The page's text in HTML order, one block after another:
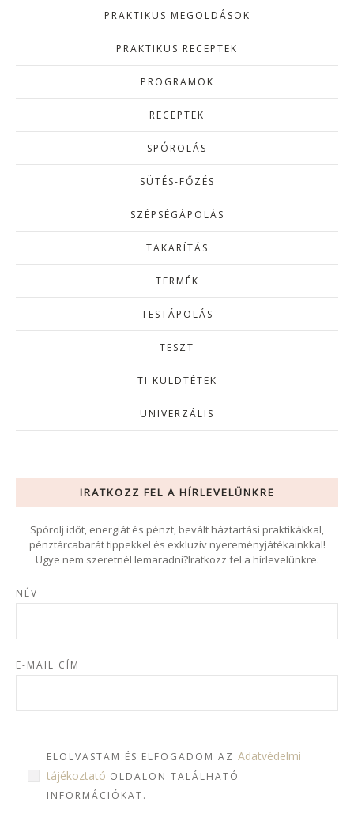
PRAKTIKUS MEGOLDÁSOK
PRAKTIKUS RECEPTEK
PROGRAMOK
RECEPTEK
SPÓROLÁS
SÜTÉS-FŐZÉS
SZÉPSÉGÁPOLÁS
TAKARÍTÁS
TERMÉK
TESTÁPOLÁS
TESZT
TI KÜLDTÉTEK
UNIVERZÁLIS
IRATKOZZ FEL A HÍRLEVELÜNKRE
Spórolj időt, energiát és pénzt, bevált háztartási praktikákkal,
pénztárcabarát tippekkel és exkluzív nyereményjátékainkkal!
Ugye nem szeretnél lemaradni?Iratkozz fel a hírlevelünkre.
NÉV
E-MAIL CÍM
ELOLVASTAM ÉS ELFOGADOM AZ Adatvédelmi
tájékoztató OLDALON TALÁLHATÓ
INFORMÁCIÓKAT.